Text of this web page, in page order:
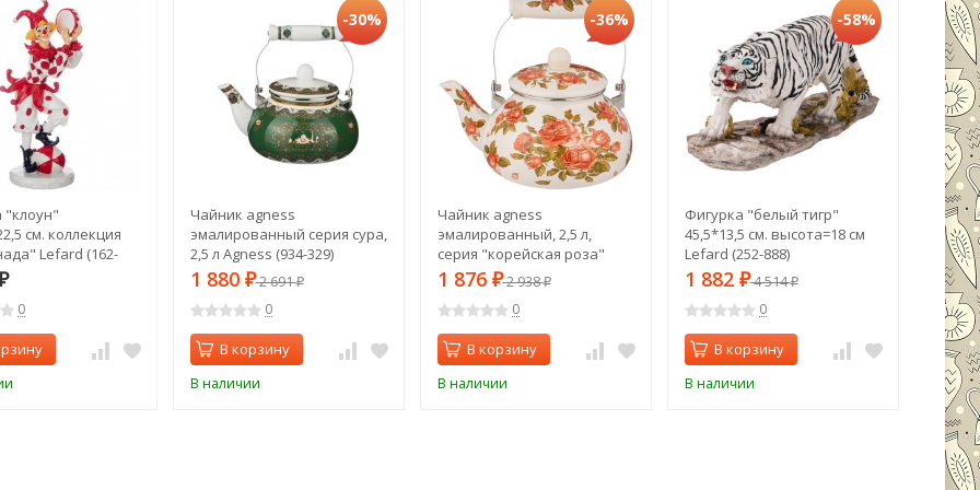
"клоун"
см. коллекция
Lefard (162-
0
-30%
Чайник agness
эмалированный серия сура,
2,5 л Agness (934-329)
1 880 ₽2 691₽
0
В корзину
В наличии
-36%
Чайник agness
эмалированный, 2,5 л,
серия "корейская роза"
Agness (934-396)
1 876 ₽2 938₽
0
В корзину
В наличии
-58%
Фигурка "белый тигр"
45,5*13,5 см. высота=18 см
Lefard (252-888)
1 882 ₽4 514₽
0
В корзину
В наличии
887)
1
В
В